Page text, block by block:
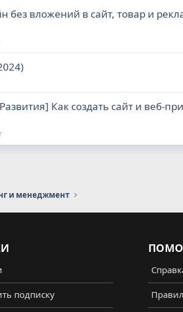
без вложений в сайт, товар и
Как создать сайт и веб-
и менеджмент
подписку